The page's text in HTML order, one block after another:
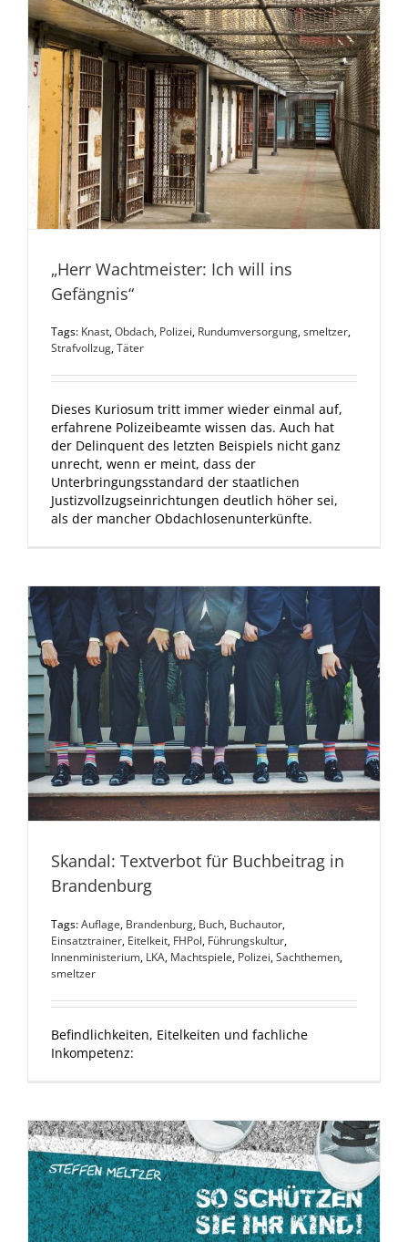
„Herr Wachtmeister: Ich will ins
Gefängnis“
Tags: Knast,Obdach, Polizei, Rundumversorgung,smeltzer,
Strafvollzug,Täter
Dieses Kuriosum tritt immer wieder einmal auf,
erfahrene Polizeibeamte wissen das. Auch hat
der Delinquent des letzten Beispiels nicht ganz
unrecht, wenn er meint, dass der
Unterbringungsstandard der staatlichen
Justizvollzugseinrichtungen deutlich höher sei,
als der mancher Obdachlosenunterkünfte.
Skandal: Textverbot für Buchbeitrag in
Brandenburg
Tags:Auflage, Brandenburg, Buch, Buchautor,
Einsatztrainer, Eitelkeit, FHPol, Führungskultur,
Innenministerium, LKA, Machtspiele, Polizei,Sachthemen,
smeltzer
Befindlichkeiten, Eitelkeiten und fachliche
Inkompetenz: